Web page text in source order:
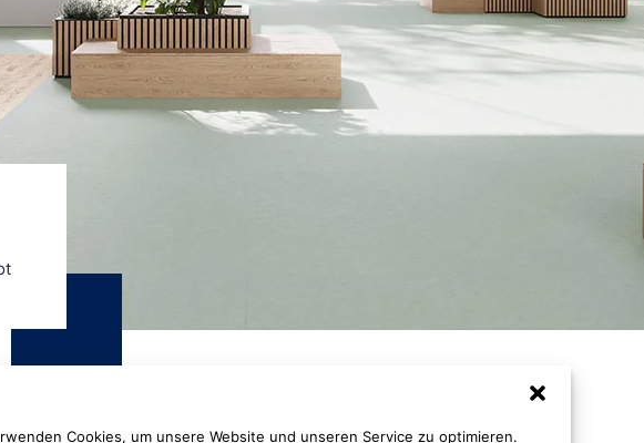
Cookies, um unsere Website und unseren Service zu optimieren.